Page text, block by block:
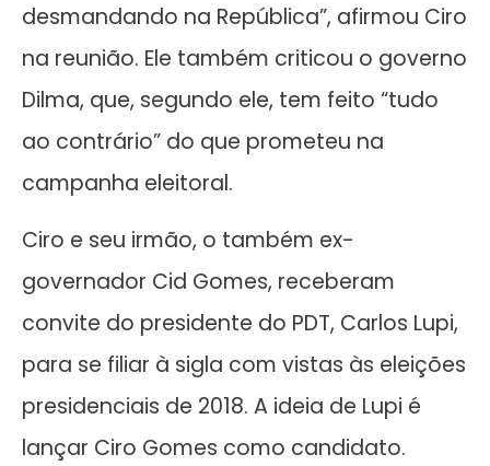
desmandando na República”, afirmou Ciro
na reunião. Ele também criticou o governo
Dilma, que, segundo ele, tem feito “tudo
ao contrário” do que prometeu na
campanha eleitoral.
Ciro e seu irmão, o também ex-
governador Cid Gomes, receberam
convite do presidente do PDT, Carlos Lupi,
para se filiar à sigla com vistas às eleições
presidenciais de 2018. A ideia de Lupi é
lançar Ciro Gomes como candidato.